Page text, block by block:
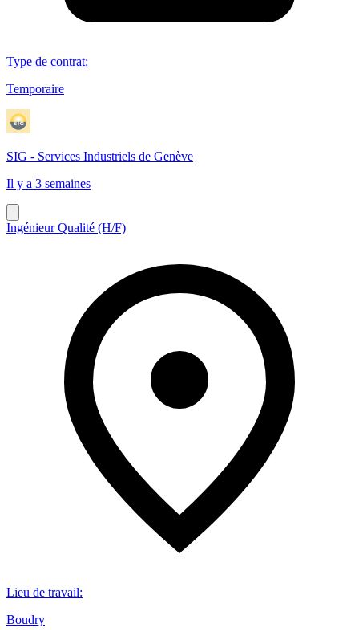
Type de contrat:
Temporaire
SIG - Services Industriels de Genève
Il y a 3 semaines
Ingénieur Qualité (H/F)
Lieu de travail:
Boudry